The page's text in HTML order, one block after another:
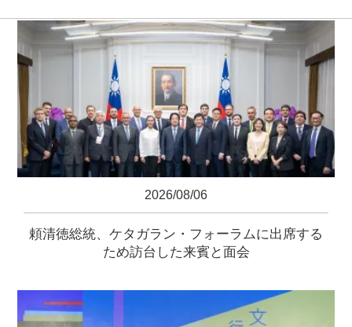
2026/08/06
頼清徳総統、ケタガラン・フォーラムに出席する
ため訪台した来賓と面会